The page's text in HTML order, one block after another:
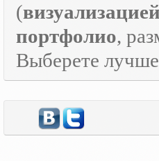
(визуализацией
портфолио,
Выберете